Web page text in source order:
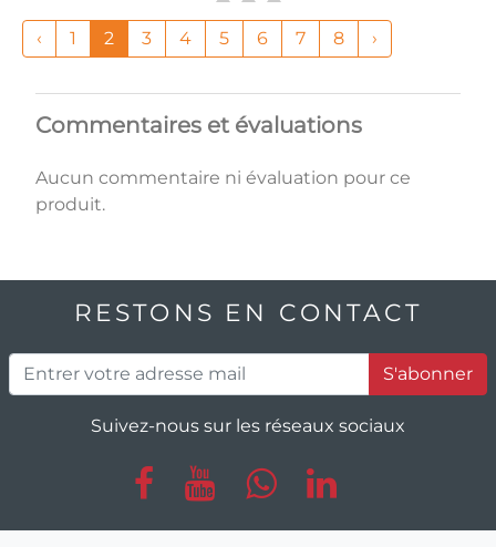
‹ 1 2 3 4 5 6 7 8 ›
Commentaires et évaluations
Aucun commentaire ni évaluation pour ce
produit.
RESTONS EN CONTACT
S'abonner
Suivez-nous sur les réseaux sociaux